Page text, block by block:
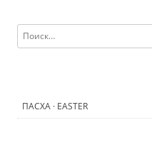
Найти:
ПАСХА · EASTER